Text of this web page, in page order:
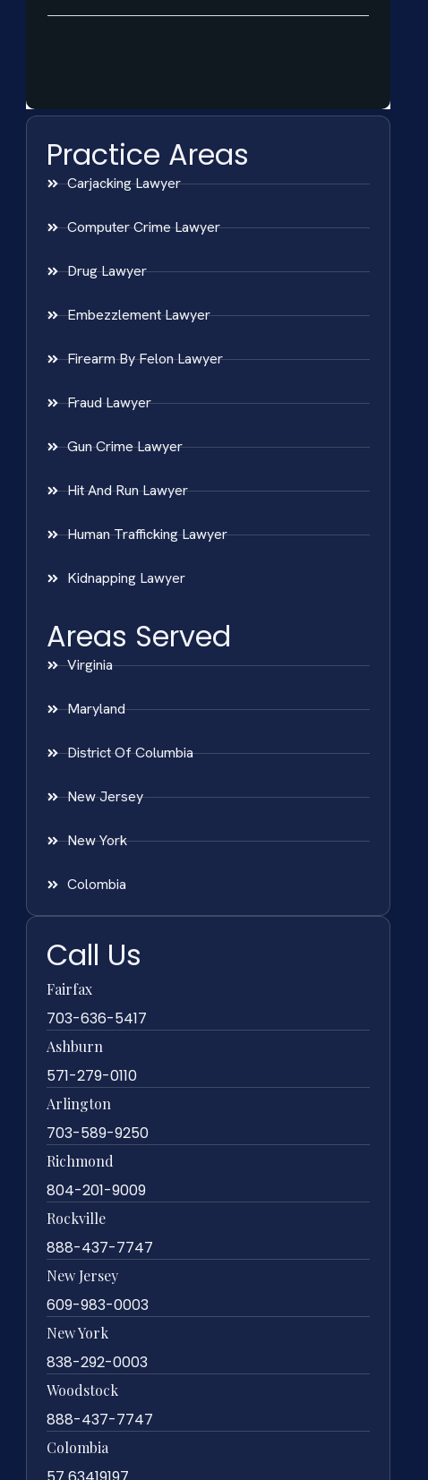
Practice Areas
Carjacking Lawyer
Computer Crime Lawyer
Drug Lawyer
Embezzlement Lawyer
Firearm By Felon Lawyer
Fraud Lawyer
Gun Crime Lawyer
Hit And Run Lawyer
Human Trafficking Lawyer
Kidnapping Lawyer
Areas Served
Virginia
Maryland
District Of Columbia
New Jersey
New York
Colombia
Call Us
Fairfax
703-636-5417
Ashburn
571-279-0110
Arlington
703-589-9250
Richmond
804-201-9009
Rockville
888-437-7747
New Jersey
609-983-0003
New York
838-292-0003
Woodstock
888-437-7747
Colombia